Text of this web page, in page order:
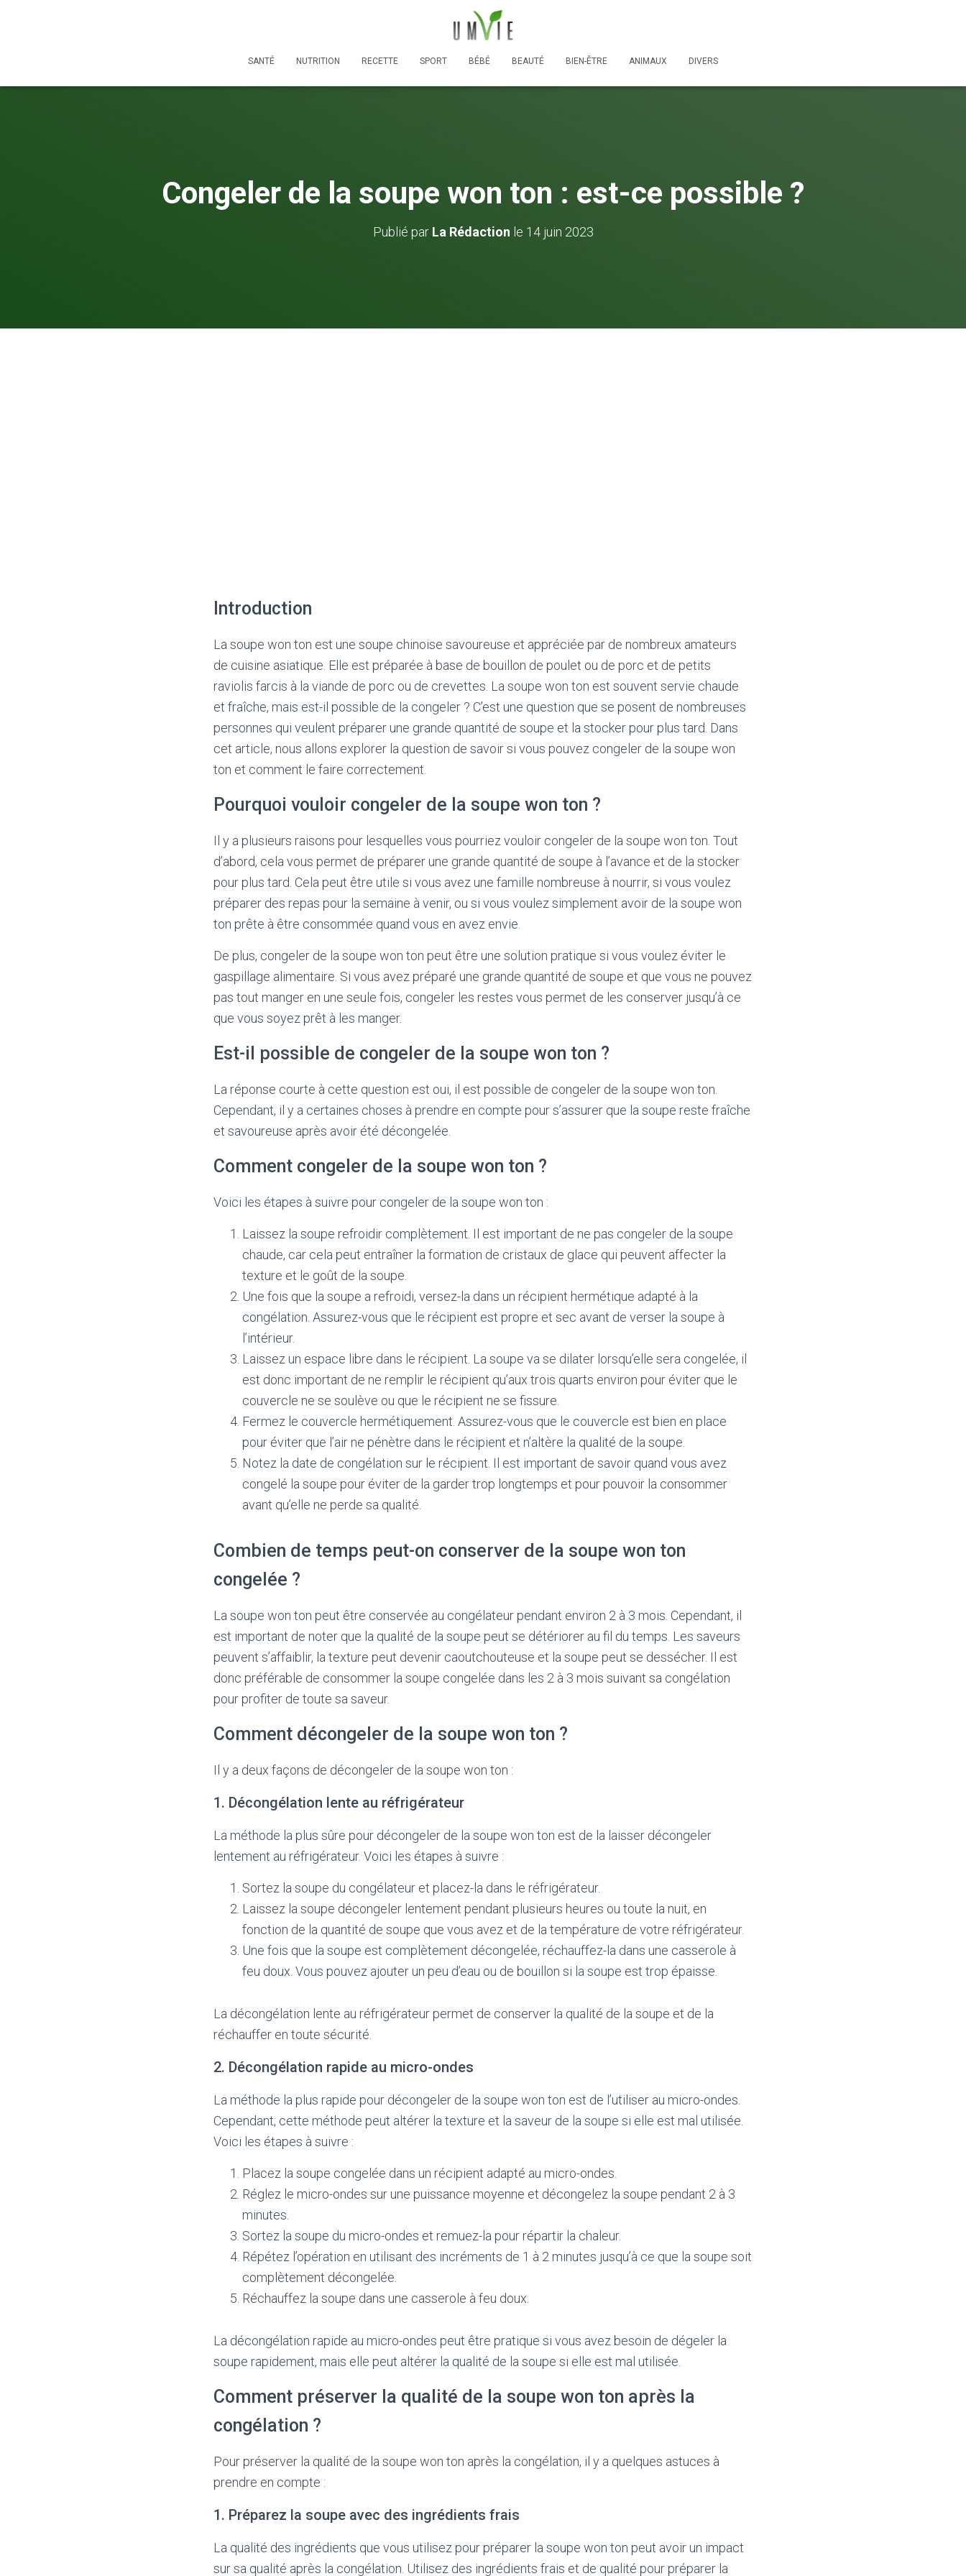
SANTÉ NUTRITION RECETTE SPORT BÉBÉ BEAUTÉ BIEN-ÊTRE ANIMAUX DIVERS
Congeler de la soupe won ton : est-ce possible ?
Publié par La Rédaction le 14 juin 2023
Introduction
La soupe won ton est une soupe chinoise savoureuse et appréciée par de nombreux amateurs
de cuisine asiatique. Elle est préparée à base de bouillon de poulet ou de porc et de petits
raviolis farcis à la viande de porc ou de crevettes. La soupe won ton est souvent servie chaude
et fraîche, mais est-il possible de la congeler ? C’est une question que se posent de nombreuses
personnes qui veulent préparer une grande quantité de soupe et la stocker pour plus tard. Dans
cet article, nous allons explorer la question de savoir si vous pouvez congeler de la soupe won
ton et comment le faire correctement.
Pourquoi vouloir congeler de la soupe won ton ?
Il y a plusieurs raisons pour lesquelles vous pourriez vouloir congeler de la soupe won ton. Tout
d’abord, cela vous permet de préparer une grande quantité de soupe à l’avance et de la stocker
pour plus tard. Cela peut être utile si vous avez une famille nombreuse à nourrir, si vous voulez
préparer des repas pour la semaine à venir, ou si vous voulez simplement avoir de la soupe won
ton prête à être consommée quand vous en avez envie.
De plus, congeler de la soupe won ton peut être une solution pratique si vous voulez éviter le
gaspillage alimentaire. Si vous avez préparé une grande quantité de soupe et que vous ne pouvez
pas tout manger en une seule fois, congeler les restes vous permet de les conserver jusqu’à ce
que vous soyez prêt à les manger.
Est-il possible de congeler de la soupe won ton ?
La réponse courte à cette question est oui, il est possible de congeler de la soupe won ton.
Cependant, il y a certaines choses à prendre en compte pour s’assurer que la soupe reste fraîche
et savoureuse après avoir été décongelée.
Comment congeler de la soupe won ton ?
Voici les étapes à suivre pour congeler de la soupe won ton :
Laissez la soupe refroidir complètement. Il est important de ne pas congeler de la soupe
chaude, car cela peut entraîner la formation de cristaux de glace qui peuvent affecter la
texture et le goût de la soupe.
Une fois que la soupe a refroidi, versez-la dans un récipient hermétique adapté à la
congélation. Assurez-vous que le récipient est propre et sec avant de verser la soupe à
l’intérieur.
Laissez un espace libre dans le récipient. La soupe va se dilater lorsqu’elle sera congelée, il
est donc important de ne remplir le récipient qu’aux trois quarts environ pour éviter que le
couvercle ne se soulève ou que le récipient ne se fissure.
Fermez le couvercle hermétiquement. Assurez-vous que le couvercle est bien en place
pour éviter que l’air ne pénètre dans le récipient et n’altère la qualité de la soupe.
Notez la date de congélation sur le récipient. Il est important de savoir quand vous avez
congelé la soupe pour éviter de la garder trop longtemps et pour pouvoir la consommer
avant qu’elle ne perde sa qualité.
Combien de temps peut-on conserver de la soupe won ton
congelée ?
La soupe won ton peut être conservée au congélateur pendant environ 2 à 3 mois. Cependant, il
est important de noter que la qualité de la soupe peut se détériorer au fil du temps. Les saveurs
peuvent s’affaiblir, la texture peut devenir caoutchouteuse et la soupe peut se dessécher. Il est
donc préférable de consommer la soupe congelée dans les 2 à 3 mois suivant sa congélation
pour profiter de toute sa saveur.
Comment décongeler de la soupe won ton ?
Il y a deux façons de décongeler de la soupe won ton :
1. Décongélation lente au réfrigérateur
La méthode la plus sûre pour décongeler de la soupe won ton est de la laisser décongeler
lentement au réfrigérateur. Voici les étapes à suivre :
Sortez la soupe du congélateur et placez-la dans le réfrigérateur.
Laissez la soupe décongeler lentement pendant plusieurs heures ou toute la nuit, en
fonction de la quantité de soupe que vous avez et de la température de votre réfrigérateur.
Une fois que la soupe est complètement décongelée, réchauffez-la dans une casserole à
feu doux. Vous pouvez ajouter un peu d’eau ou de bouillon si la soupe est trop épaisse.
La décongélation lente au réfrigérateur permet de conserver la qualité de la soupe et de la
réchauffer en toute sécurité.
2. Décongélation rapide au micro-ondes
La méthode la plus rapide pour décongeler de la soupe won ton est de l’utiliser au micro-ondes.
Cependant, cette méthode peut altérer la texture et la saveur de la soupe si elle est mal utilisée.
Voici les étapes à suivre :
Placez la soupe congelée dans un récipient adapté au micro-ondes.
Réglez le micro-ondes sur une puissance moyenne et décongelez la soupe pendant 2 à 3
minutes.
Sortez la soupe du micro-ondes et remuez-la pour répartir la chaleur.
Répétez l’opération en utilisant des incréments de 1 à 2 minutes jusqu’à ce que la soupe soit
complètement décongelée.
Réchauffez la soupe dans une casserole à feu doux.
La décongélation rapide au micro-ondes peut être pratique si vous avez besoin de dégeler la
soupe rapidement, mais elle peut altérer la qualité de la soupe si elle est mal utilisée.
Comment préserver la qualité de la soupe won ton après la
congélation ?
Pour préserver la qualité de la soupe won ton après la congélation, il y a quelques astuces à
prendre en compte :
1. Préparez la soupe avec des ingrédients frais
La qualité des ingrédients que vous utilisez pour préparer la soupe won ton peut avoir un impact
sur sa qualité après la congélation. Utilisez des ingrédients frais et de qualité pour préparer la